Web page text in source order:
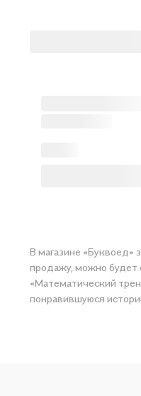
В магазине «Буквоед»
продажу, можно будет
«Математический
понравившуюся